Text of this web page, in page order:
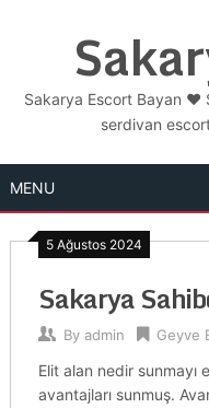
Sakarya Escort Bayan ❤️
serdivan
MENU
5 Ağustos 2024
Sakarya
By admin Geyve
Elit alan nedir
avantajları sunmuş.